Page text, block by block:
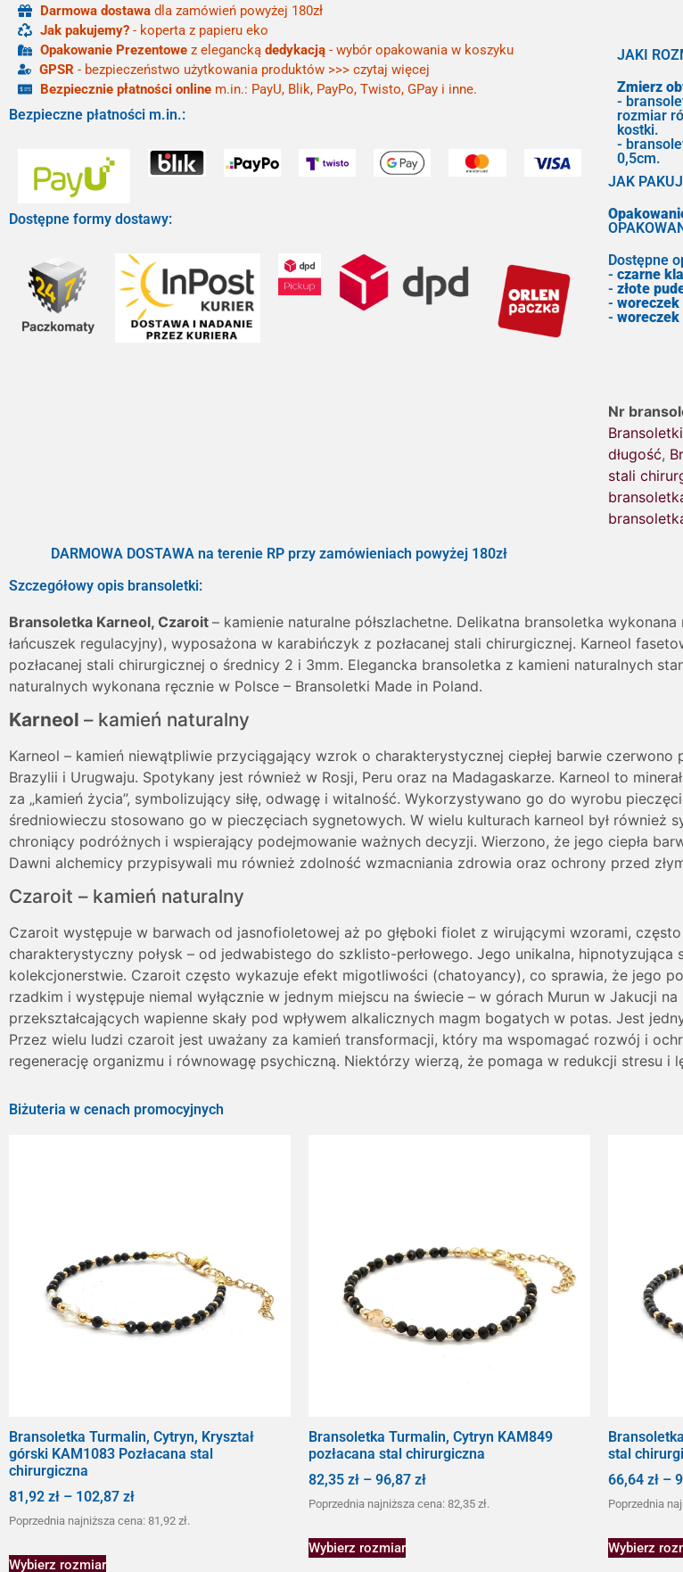
Darmowa dostawa dla zamówień powyżej 180zł
Jak pakujemy? - koperta z papieru eko
Opakowanie Prezentowe z elegancką dedykacją - wybór opakowania w koszyku
GPSR - bezpieczeństwo użytkowania produktów >>> czytaj więcej
Bezpiecznie płatności online m.in.: PayU, Blik, PayPo, Twisto, GPay i inne.
Bezpieczne płatności m.in.:
Dostępne formy dostawy:
JAKI
Zmierz
-
rozmiar
kostki.
-
0,5cm.
JAK
Dostępne
- czarne
- złote
-
- woreczek
Nr
długość,
stali
DARMOWA DOSTAWA na terenie RP przy zamówieniach powyżej 180zł
Szczegółowy opis bransoletki:
Bransoletka Karneol, Czaroit – kamienie naturalne półszlachetne. Delikatna bransoletka
łańcuszek regulacyjny), wyposażona w karabińczyk z pozłacanej stali chirurgicznej. Karneol
pozłacanej stali chirurgicznej o średnicy 2 i 3mm. Elegancka bransoletka z kamieni naturalnych
naturalnych wykonana ręcznie w Polsce – Bransoletki Made in Poland.
Karneol – kamień naturalny
Karneol – kamień niewątpliwie przyciągający wzrok o charakterystycznej ciepłej barwie
Brazylii i Urugwaju. Spotykany jest również w Rosji, Peru oraz na Madagaskarze. Karneol to
za „kamień życia”, symbolizujący siłę, odwagę i witalność. Wykorzystywano go do wyrobu
średniowieczu stosowano go w pieczęciach sygnetowych. W wielu kulturach karneol był
chroniący podróżnych i wspierający podejmowanie ważnych decyzji. Wierzono, że jego ciepła
Dawni alchemicy przypisywali mu również zdolność wzmacniania zdrowia oraz ochrony przed
Czaroit – kamień naturalny
Czaroit występuje w barwach od jasnofioletowej aż po głęboki fiolet z wirującymi wzorami,
charakterystyczny połysk – od jedwabistego do szklisto-perłowego. Jego unikalna,
kolekcjonerstwie. Czaroit często wykazuje efekt migotliwości (chatoyancy), co sprawia, że jego
rzadkim i występuje niemal wyłącznie w jednym miejscu na świecie – w górach Murun w Jakucji
przekształcających wapienne skały pod wpływem alkalicznych magm bogatych w potas. Jest
Przez wielu ludzi czaroit jest uważany za kamień transformacji, który ma wspomagać rozwój i
regenerację organizmu i równowagę psychiczną. Niektórzy wierzą, że pomaga w redukcji stresu i
Biżuteria w cenach promocyjnych
Bransoletka Turmalin, Cytryn, Kryształ
górski KAM1083 Pozłacana stal
chirurgiczna
81,92 zł – 102,87 zł
Poprzednia najniższa cena: 81,92 zł.
Wybierz rozmiar
Bransoletka Turmalin, Cytryn KAM849
pozłacana stal chirurgiczna
82,35 zł – 96,87 zł
Poprzednia najniższa cena: 82,35 zł.
Wybierz rozmiar
stal
66,64 zł –
Poprzednia
Wybierz